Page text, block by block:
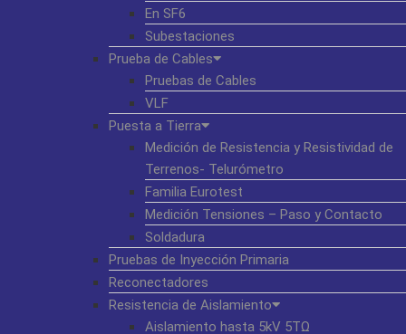
En SF6
Subestaciones
Prueba de Cables
Pruebas de Cables
VLF
Puesta a Tierra
Medición de Resistencia y Resistividad de
Terrenos- Telurómetro
Familia Eurotest
Medición Tensiones – Paso y Contacto
Soldadura
Pruebas de Inyección Primaria
Reconectadores
Resistencia de Aislamiento
Aislamiento hasta 5kV 5TΩ